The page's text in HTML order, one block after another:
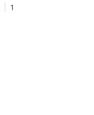
1